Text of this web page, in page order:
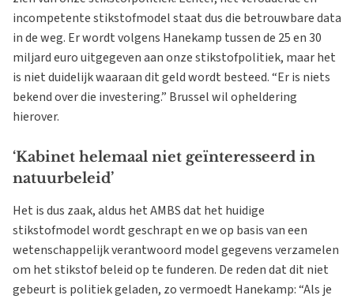
incompetente stikstofmodel staat dus die betrouwbare data
in de weg. Er wordt volgens Hanekamp tussen de 25 en 30
miljard euro uitgegeven aan onze stikstofpolitiek, maar het
is niet duidelijk waaraan dit geld wordt besteed. “Er is niets
bekend over die investering.” Brussel wil opheldering
hierover.
‘Kabinet helemaal niet geïnteresseerd in
natuurbeleid’
Het is dus zaak, aldus het AMBS dat het huidige
stikstofmodel wordt geschrapt en we op basis van een
wetenschappelijk verantwoord model gegevens verzamelen
om het stikstof beleid op te funderen. De reden dat dit niet
gebeurt is politiek geladen, zo vermoedt Hanekamp: “Als je